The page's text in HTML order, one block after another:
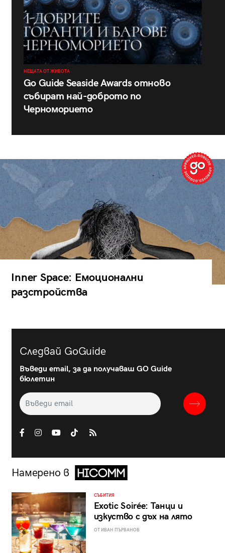
НЕЩАТА ОТ ЖИВОТА
Go Guide Seaside Awards отново
събират най-доброто по
Черноморието
Inner Space: Емоционални
разстройства
Следвай GoGuide
Въведи email, за да получаваш GO Guide
бюлетин
Намерено в
СЪБИТИЯ
Exotic Soirée: Танци и
изкуство с дъх на лято
ОТ ИВАН ПЪРВАНОВ